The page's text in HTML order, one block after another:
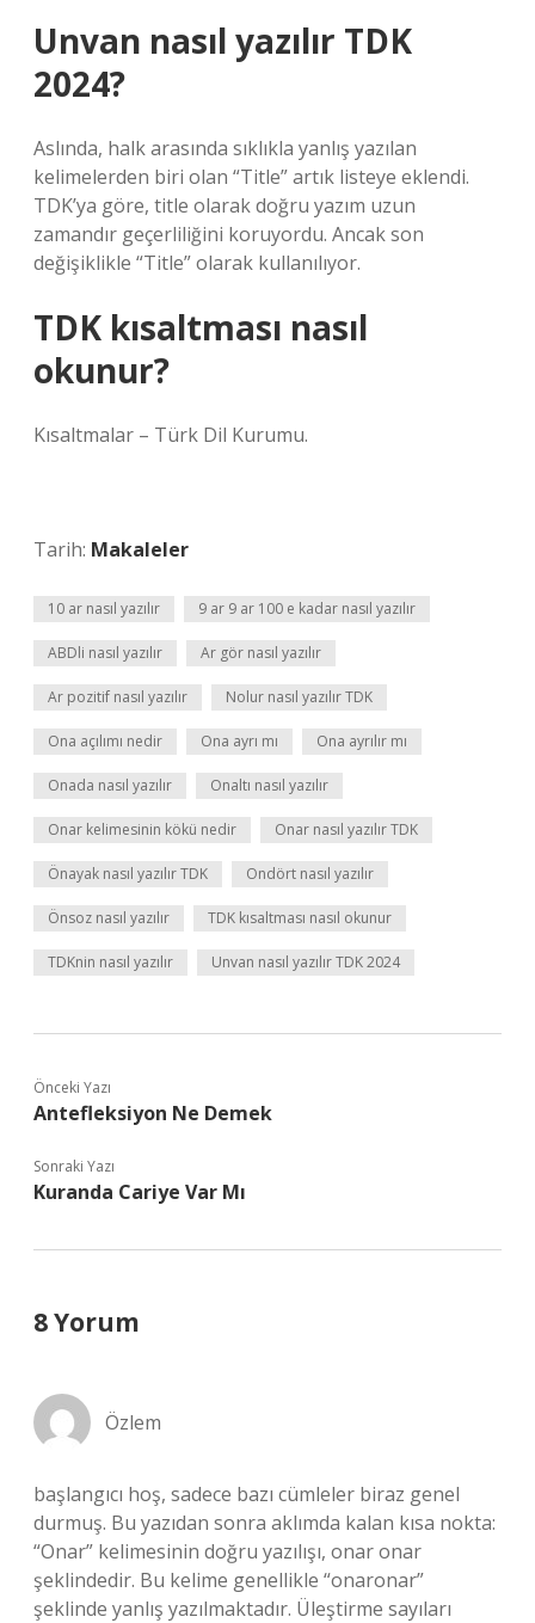
Unvan nasıl yazılır TDK
2024?
Aslında, halk arasında sıklıkla yanlış yazılan
kelimelerden biri olan “Title” artık listeye eklendi.
TDK’ya göre, title olarak doğru yazım uzun
zamandır geçerliliğini koruyordu. Ancak son
değişiklikle “Title” olarak kullanılıyor.
TDK kısaltması nasıl
okunur?
Kısaltmalar – Türk Dil Kurumu.
Tarih: Makaleler
10 ar nasıl yazılır 9 ar 9 ar 100 e kadar nasıl yazılır
ABDli nasıl yazılır Ar gör nasıl yazılır
Ar pozitif nasıl yazılır Nolur nasıl yazılır TDK
Ona açılımı nedir Ona ayrı mı Ona ayrılır mı
Onada nasıl yazılır Onaltı nasıl yazılır
Onar kelimesinin kökü nedir Onar nasıl yazılır TDK
Önayak nasıl yazılır TDK Ondört nasıl yazılır
Önsoz nasıl yazılır TDK kısaltması nasıl okunur
TDKnin nasıl yazılır Unvan nasıl yazılır TDK 2024
Önceki Yazı
Antefleksiyon Ne Demek
Sonraki Yazı
Kuranda Cariye Var Mı
8 Yorum
Özlem
başlangıcı hoş, sadece bazı cümleler biraz genel
durmuş. Bu yazıdan sonra aklımda kalan kısa nokta:
“Onar” kelimesinin doğru yazılışı, onar onar
şeklindedir. Bu kelime genellikle “onaronar”
şeklinde yanlış yazılmaktadır. Üleştirme sayıları